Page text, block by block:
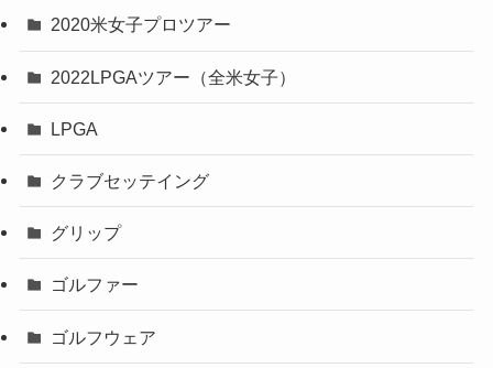
2020米女子プロツアー
2022LPGAツアー（全米女子）
LPGA
クラブセッテイング
グリップ
ゴルファー
ゴルフウェア